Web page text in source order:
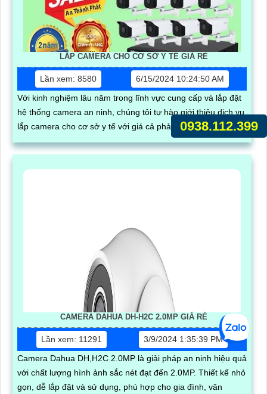
LẮP CAMERA CHO CƠ SỞ Y TẾ GIÁ RẺ
Lần xem: 8580
6/15/2024 10:24:50 AM
Với kinh nghiệm lâu năm trong lĩnh vực cung cấp và lắp đặt
hệ thống camera an ninh, chúng tôi tự hào giới thiệu dịch vụ
lắp camera cho cơ sở y tế với giá cả phải chăng. Hệ thống...
CAMERA DAHUA DH-H2C 2.0MP GIÁ RẺ
Lần xem: 11291
3/9/2024 1:35:39 PM
Camera Dahua DH,H2C 2.0MP là giải pháp an ninh hiệu quả
với chất lượng hình ảnh sắc nét đạt đến 2.0MP. Thiết kế nhỏ
gọn, dễ lắp đặt và sử dụng, phù hợp cho gia đình, văn
0938.112.399